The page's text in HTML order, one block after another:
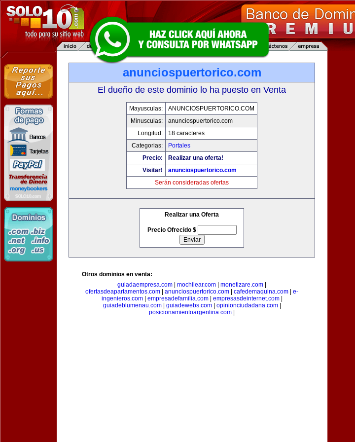
anunciospuertorico.com
El dueño de este dominio lo ha puesto en Venta
Mayusculas:
ANUNCIOSPUERTORICO.COM
Minusculas:
anunciospuertorico.com
Longitud:
18 caracteres
Categorias:
Portales
Precio:
Realizar una oferta!
Visitar!
anunciospuertorico.com
Serán consideradas ofertas
Realizar una Oferta
Precio Ofrecido $
Otros dominios en venta:
guiadaempresa.com
mochilear.com monetizare.com
ofertasdeapartamentos.com
anunciospuertorico.com cafedemaquina.com
e-
ingenieros.com| empresadefamilia.com| empresasdeinternet.com|
guiadeblumenau.com| guiadewebs.com| opinionciudadana.com|
posicionamientoargentina.com